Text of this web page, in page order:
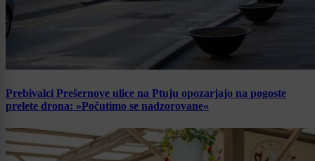
Prebivalci Prešernove ulice na Ptuju opozarjajo na pogoste
prelete drona: »Počutimo se nadzorovane«